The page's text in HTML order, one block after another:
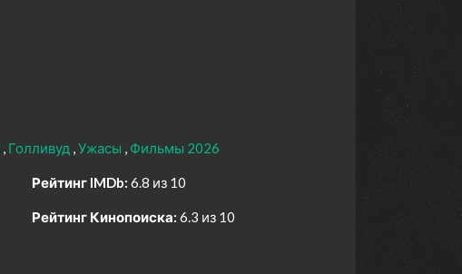
Голливуд Ужасы Фильмы 2026
Рейтинг IMDb: 6.8 из 10
Рейтинг Кинопоиска: 6.3 из 10